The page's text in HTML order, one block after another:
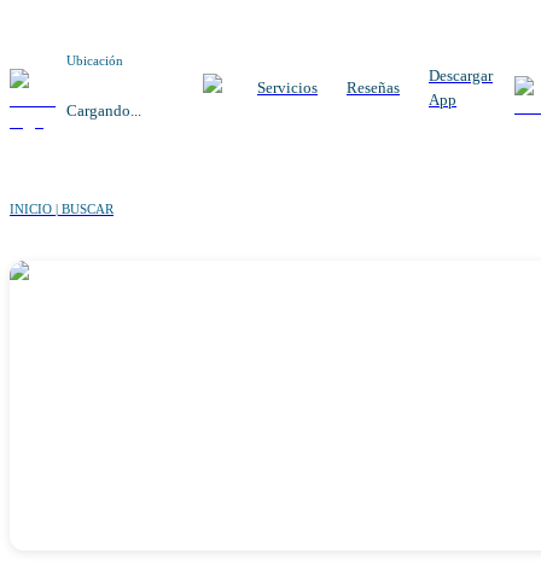
Ubicación
Cargando...
Servicios Reseñas
Descargar
App
INICIO | BUSCAR